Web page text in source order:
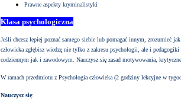
Prawne aspekty kryminalistyki
Klasa psychologiczna
Jeśli chcesz lepiej poznać samego siebie lub pomagać innym, zrozumieć
człowieka zgłębisz wiedzę nie tylko z zakresu psychologii, ale i
codziennym jak i zawodowym. Nauczysz się zasad motywowania,
W ramach przedmiotu z Psychologia człowieka (2 godziny lekcyjne w
Nauczysz się: